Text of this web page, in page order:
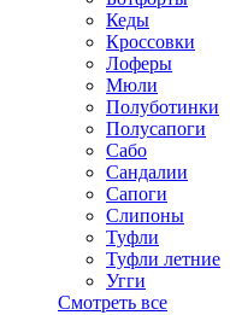
Кеды
Кроссовки
Лоферы
Мюли
Полуботинки
Полусапоги
Сабо
Сандалии
Сапоги
Слипоны
Туфли
Туфли летние
Угги
Смотреть все